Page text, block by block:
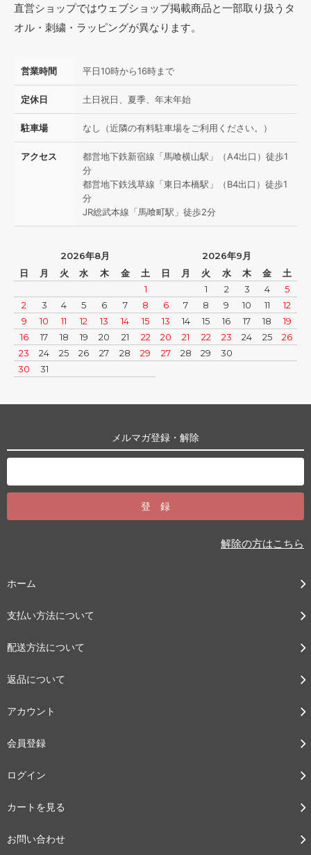
直営ショップではウェブショップ掲載商品と一部取り扱うタ
オル・刺繍・ラッピングが異なります。
営業時間 平日10時から16時まで
定休日 土日祝日、夏季、年末年始
駐車場 なし（近隣の有料駐車場をご利用ください。）
アクセス
都営地下鉄新宿線「馬喰横山駅」（A4出口）徒歩1
分
都営地下鉄浅草線「東日本橋駅」（B4出口）徒歩1
分
JR総武本線「馬喰町駅」徒歩2分
2026年8月
日
月 火 水 木 金
土
1
2
3 4 5 6 7
8
9
10 11 12 13 14
15
16
17 18 19 20 21
22
23
24 25 26 27 28
29
30
31
2026年9月
日
月 火 水 木 金
土
1
2 3 4
5
6
7 8 9 10 11
12
13
14 15 16 17 18
19
20
21 22 23 24 25
26
27
28 29 30
メルマガ登録・解除
解除の方はこちら
ホーム
支払い方法について
配送方法について
返品について
アカウント
会員登録
ログイン
カートを見る
お問い合わせ